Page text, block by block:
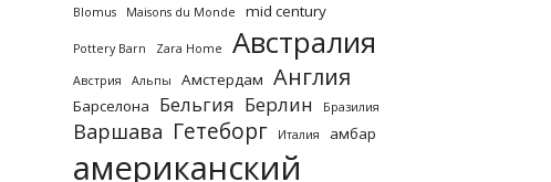
Blomus Maisons du Monde mid century
Pottery Barn Zara Home Австралия
Австрия Альпы Амстердам Англия
Барселона Бельгия Берлин Бразилия
Варшава Гетеборг Италия амбар
американский